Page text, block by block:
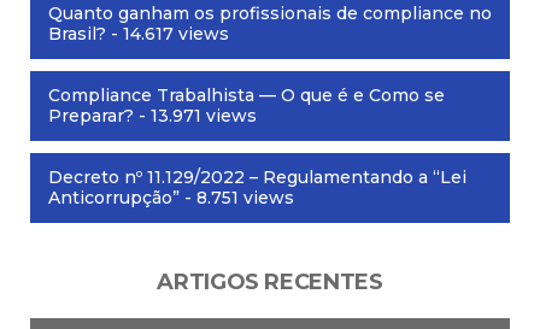
Quanto ganham os profissionais de compliance no
Brasil? - 14.617 views
Compliance Trabalhista — O que é e Como se
Preparar? - 13.971 views
Decreto nº 11.129/2022 – Regulamentando a “Lei
Anticorrupção” - 8.751 views
ARTIGOS RECENTES